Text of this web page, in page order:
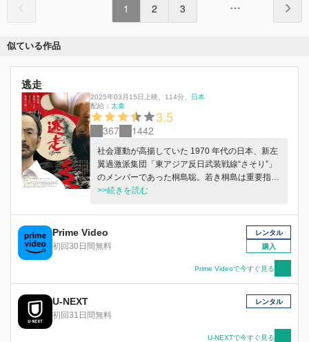
1 2 3
似ている作品
逃走
2025年03月15日上映 114分
日本
配給： 太秦
3.5
367 1442
社会運動が高揚していた 1970 年代の日本、新左
翼過激派集団「東アジア反日武装戦線“さそり”」
のメンバーであった桐島聡。若き桐島は重要指名
手配犯とされ、いつ逮捕されるかわからない緊張
い仕事を転々とし、数十年前からは「内田洋」と
いう偽名を使い、神奈川県藤沢市内の工務店で住
み込みの仕事に就くようになる。1960〜1970 年
代のブルースやロックを好み、月に一度、音楽好
きが集まる藤沢市内のライブバーに足を運んでい
た。趣味を楽しむ一面があったものの、かつての
仲間たちの存在が常に脳裏に影を落としていた。
メンバーの獄中闘争、超法規措置により国外に出
る仲間たち、自ら命を絶った者――。桐島はそう
した仲間たちの姿を思い浮かべながら、日本社会
>>続きを読む
Prime Video
初回30日間無料
レンタル
購入
Prime Videoで今すぐ見る
U-NEXT
初回31日間無料
レンタル
U-NEXTで今すぐ見る